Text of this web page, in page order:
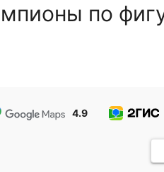
по
4.9